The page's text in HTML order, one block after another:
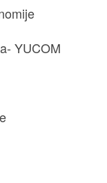
za
Srbiju
YUCOM